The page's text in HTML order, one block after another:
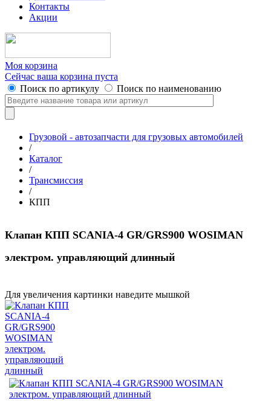
Контакты
Акции
Моя корзина
Сейчас ваша корзина пуста
Поиск по артикулу
Поиск по наименованию
Грузовой - автозапчасти для грузовых автомобилей
/
Каталог
/
Трансмиссия
/
КПП
Клапан КПП SCANIA-4 GR/GRS900 WOSIMAN
электром. управляющий длинный
Для увеличения картинки наведите мышкой